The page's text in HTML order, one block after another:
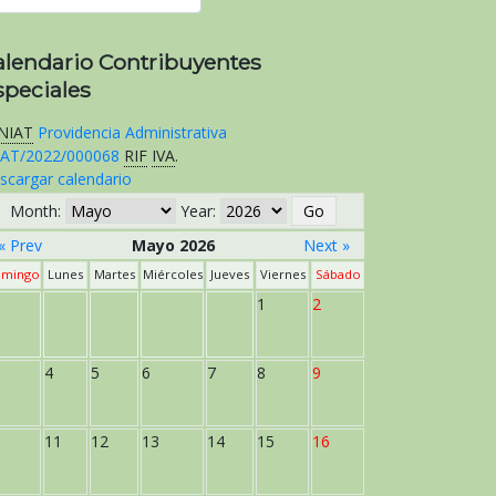
Contribuyentes
Providencia Administrativa
2022/000068 RIF IVA.
calendario
Month:
Year:
« Prev
Mayo 2026 Next »
Lunes Martes Miércoles Jueves Viernes Sábado
1 2
4 5 6 7 8 9
11 12 13 14 15 16